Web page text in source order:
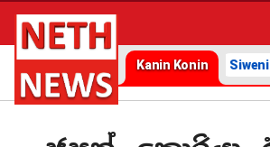
Kanin Konin